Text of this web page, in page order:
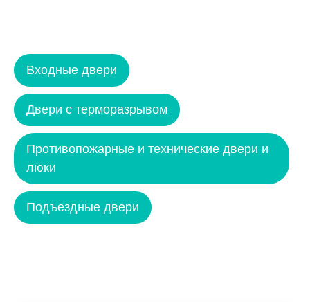
Входные двери
Двери с терморазрывом
Противопожарные и технические двери и
люки
Подъездные двери